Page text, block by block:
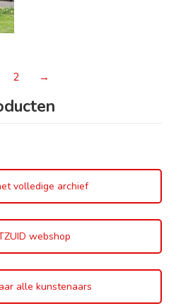
2 →
volledige archief
webshop
alle kunstenaars